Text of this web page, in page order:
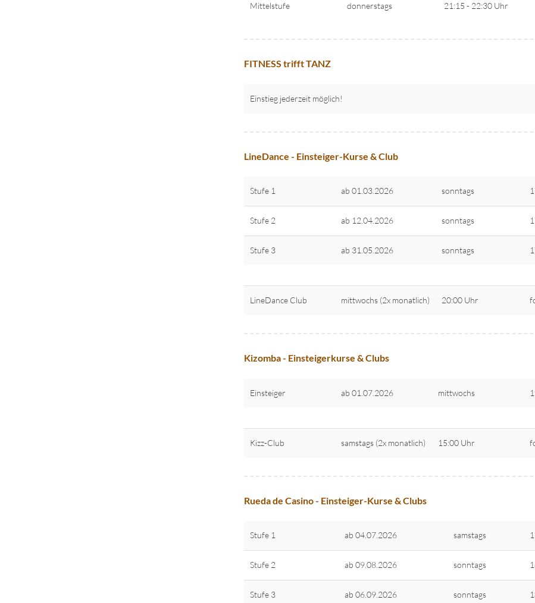
Mittelstufe donnerstags 21:15 - 22:30 Uhr
FITNESS trifft TANZ
Einstieg jederzeit möglich!
LineDance - Einsteiger-Kurse & Club
Stufe 1 ab 01.03.2026 sonntags
Stufe 2 ab 12.04.2026 sonntags
Stufe 3 ab 31.05.2026 sonntags
LineDance Club mittwochs (2x monatlich) 20:00 Uhr
Kizomba - Einsteigerkurse & Clubs
Einsteiger ab 01.07.2026 mittwochs
Kizz-Club samstags (2x monatlich) 15:00 Uhr
Rueda de Casino - Einsteiger-Kurse & Clubs
Stufe 1 ab 04.07.2026 samstags
Stufe 2 ab 09.08.2026 sonntags
Stufe 3 ab 06.09.2026 sonntags